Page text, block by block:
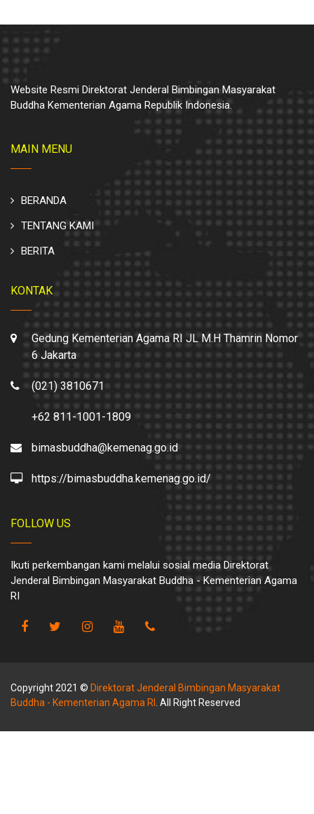
Website Resmi Direktorat Jenderal Bimbingan Masyarakat
Buddha Kementerian Agama Republik Indonesia.
MAIN MENU
BERANDA
TENTANG KAMI
BERITA
KONTAK
Gedung Kementerian Agama RI JL M.H Thamrin Nomor
6 Jakarta
(021) 3810671
+62 811-1001-1809
bimasbuddha@kemenag.go.id
https://bimasbuddha.kemenag.go.id/
FOLLOW US
Ikuti perkembangan kami melalui sosial media Direktorat
Jenderal Bimbingan Masyarakat Buddha - Kementerian Agama
RI
Copyright 2021 © Direktorat Jenderal Bimbingan Masyarakat
Buddha - Kementerian Agama RI
. All Right Reserved